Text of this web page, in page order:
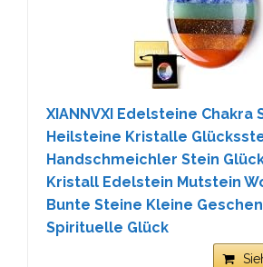
XIANNVXI Edelsteine Chakra
Heilsteine Kristalle
Handschmeichler Stein
Kristall Edelstein Mutstein
Bunte Steine Kleine
Spirituelle Glück